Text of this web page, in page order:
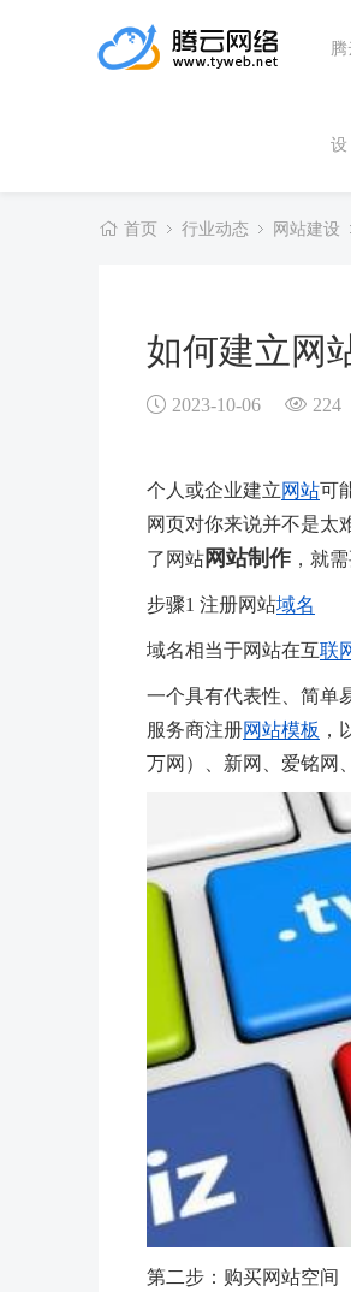
设
首页 行业动态 网站建设
如何建立网
2023-10-06 224
个人或企业建立网站可
网页对你来说并不是太
了网站网站制作，就
步骤1 注册网站域名
域名相当于网站在互联
一个具有代表性、简单
服务商注册网站模板
万网）、新网、爱铭网
第二步：购买网站空间